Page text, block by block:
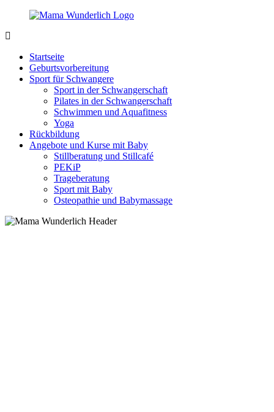
Zurück
Inhalt
sein
wunderbar!
Startseite
Geburtsvorbereitung
Sport für Schwangere
Sport in der Schwangerschaft
Pilates in der Schwangerschaft
Schwimmen und Aquafitness
Yoga
Rückbildung
Angebote und Kurse mit Baby
Stillberatung und Stillcafé
PEKiP
Trageberatung
Sport mit Baby
Osteopathie und Babymassage